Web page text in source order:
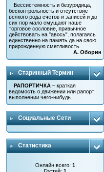
Бессистемность и безурядица,
бесконтрольность и отсутствие
всякого рода счетов и записей и до
сих пор мало смущают наше
торговое сословие, привычное
действовать на "авось", полагаясь
единственно на память да на свою
прирожденную сметливость.
А. Оборин
Старинный Термин
РАПОРТИЧКА – краткая
ведомость о движении или рапорт
выполнении чего-нибудь.
Социальные Сети
Статистика
Онлайн всего:1